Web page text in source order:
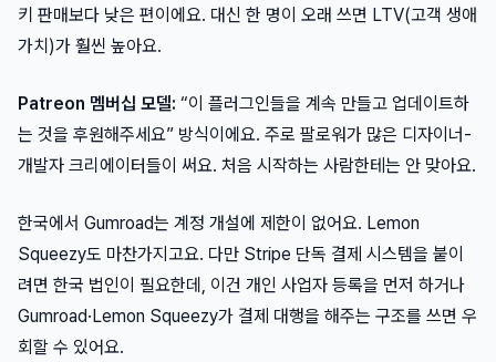
키 판매보다 낮은 편이에요. 대신 한 명이 오래 쓰면 LTV(고객 생애
가치)가 훨씬 높아요.
Patreon 멤버십 모델: “이 플러그인들을 계속 만들고 업데이트하
는 것을 후원해주세요” 방식이에요. 주로 팔로워가 많은 디자이너-
개발자 크리에이터들이 써요. 처음 시작하는 사람한테는 안 맞아요.
한국에서 Gumroad는 계정 개설에 제한이 없어요. Lemon
Squeezy도 마찬가지고요. 다만 Stripe 단독 결제 시스템을 붙이
려면 한국 법인이 필요한데, 이건 개인 사업자 등록을 먼저 하거나
Gumroad·Lemon Squeezy가 결제 대행을 해주는 구조를 쓰면 우
회할 수 있어요.